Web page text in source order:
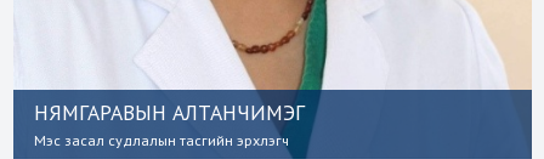
НЯМГАРАВЫН АЛТАНЧИМЭГ
Мэс засал судлалын тасгийн эрхлэгч